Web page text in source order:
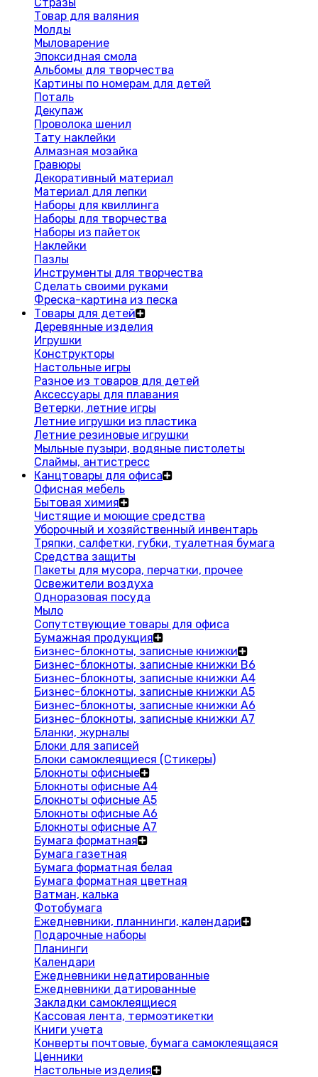
Товар для валяния
Молды
Мыловарение
Эпоксидная смола
Альбомы для творчества
Картины по номерам для детей
Поталь
Декупаж
Проволока шенил
Тату наклейки
Алмазная мозайка
Гравюры
Декоративный материал
Материал для лепки
Наборы для квиллинга
Наборы для творчества
Наборы из пайеток
Наклейки
Пазлы
Инструменты для творчества
Сделать своими руками
Фреска-картина из песка
Товары для детей
Деревянные изделия
Игрушки
Конструкторы
Настольные игры
Разное из товаров для детей
Аксессуары для плавания
Ветерки, летние игры
Летние игрушки из пластика
Летние резиновые игрушки
Мыльные пузыри, водяные пистолеты
Слаймы, антистресс
Канцтовары для офиса
Офисная мебель
Бытовая химия
Чистящие и моющие средства
Уборочный и хозяйственный инвентарь
Тряпки, салфетки, губки, туалетная бумага
Средства защиты
Пакеты для мусора, перчатки, прочее
Освежители воздуха
Одноразовая посуда
Мыло
Сопутствующие товары для офиса
Бумажная продукция
Бизнес-блокноты, записные книжки
Бизнес-блокноты, записные книжки В6
Бизнес-блокноты, записные книжки A4
Бизнес-блокноты, записные книжки А5
Бизнес-блокноты, записные книжки А6
Бизнес-блокноты, записные книжки А7
Бланки, журналы
Блоки для записей
Блоки самоклеящиеся (Стикеры)
Блокноты офисные
Блокноты офисные A4
Блокноты офисные A5
Блокноты офисные A6
Блокноты офисные A7
Бумага форматная
Бумага газетная
Бумага форматная белая
Бумага форматная цветная
Ватман, калька
Фотобумага
Ежедневники, планнинги, календари
Подарочные наборы
Планинги
Календари
Ежедневники недатированные
Ежедневники датированные
Закладки самоклеящиеся
Кассовая лента, термоэтикетки
Книги учета
Конверты почтовые, бумага самоклеящаяся
Ценники
Настольные изделия